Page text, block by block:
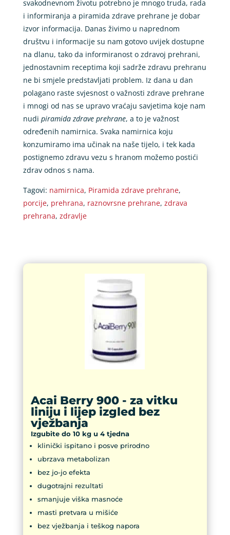
svakodnevnom životu potrebno je mnogo truda, rada
i informiranja a piramida zdrave prehrane je dobar
izvor informacija. Danas živimo u naprednom
društvu i informacije su nam gotovo uvijek dostupne
na dlanu, tako da informiranost o zdravoj prehrani,
jednostavnim receptima koji sadrže zdravu prehranu
ne bi smjele predstavljati problem. Iz dana u dan
polagano raste svjesnost o važnosti zdrave prehrane
i mnogi od nas se upravo vraćaju savjetima koje nam
nudi piramida zdrave prehrane, a to je važnost
određenih namirnica. Svaka namirnica koju
konzumiramo ima učinak na naše tijelo, i tek kada
postignemo zdravu vezu s hranom možemo postići
zdrav odnos s nama.
Tagovi: namirnica, Piramida zdrave prehrane,
porcije, prehrana, raznovrsne prehrane, zdrava
prehrana, zdravlje
Acai Berry 900 - za vitku
liniju i lijep izgled bez
vježbanja
Izgubite do 10 kg u 4 tjedna
klinički ispitano i posve prirodno
ubrzava metabolizan
bez jo-jo efekta
dugotrajni rezultati
smanjuje viška masnoće
masti pretvara u mišiće
bez vježbanja i teškog napora